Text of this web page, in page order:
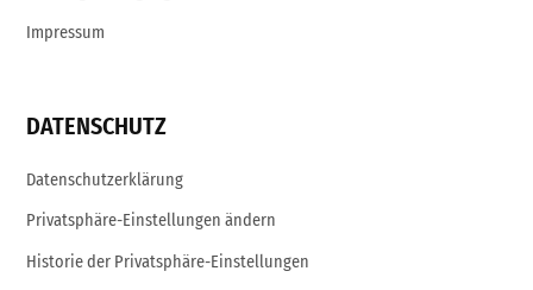
Impressum
DATENSCHUTZ
Datenschutzerklärung
Privatsphäre-Einstellungen ändern
Historie der Privatsphäre-Einstellungen